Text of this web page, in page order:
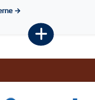
→